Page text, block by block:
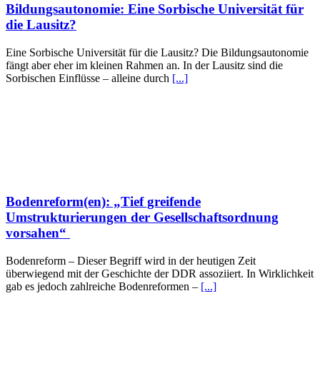
Bildungsautonomie: Eine Sorbische Universität für
die Lausitz?
Eine Sorbische Universität für die Lausitz? Die Bildungsautonomie
fängt aber eher im kleinen Rahmen an. In der Lausitz sind die
Sorbischen Einflüsse – alleine durch [...]
Bodenreform(en): „Tief greifende
Umstrukturierungen der Gesellschaftsordnung
vorsahen“
Bodenreform – Dieser Begriff wird in der heutigen Zeit
überwiegend mit der Geschichte der DDR assoziiert. In Wirklichkeit
gab es jedoch zahlreiche Bodenreformen – [...]